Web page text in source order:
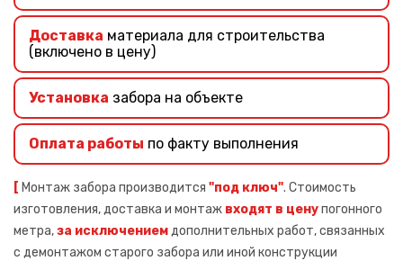
Доставка материала для строительства
(включено в цену)
Установка забора на объекте
Оплата работы по факту выполнения
[ Монтаж забора производится "под ключ". Стоимость
изготовления, доставка и монтаж входят в ценупогонного
метра,за исключениемдополнительных работ, связанных
с демонтажом старого забора или иной конструкции